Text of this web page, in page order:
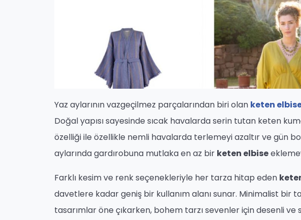
Yaz aylarının vazgeçilmez parçalarından biri olan keten
Doğal yapısı sayesinde sıcak havalarda serin tutan keten
özelliği ile özellikle nemli havalarda terlemeyi azaltır ve gün
aylarında gardırobuna mutlaka en az bir keten elbise
Farklı kesim ve renk seçenekleriyle her tarza hitap eden
davetlere kadar geniş bir kullanım alanı sunar. Minimalist bir
tasarımlar öne çıkarken, bohem tarzı sevenler için desenli